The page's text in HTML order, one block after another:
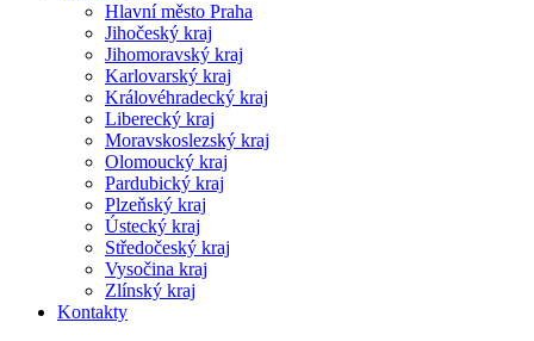
Hlavní město Praha
Jihočeský kraj
Jihomoravský kraj
Karlovarský kraj
Královéhradecký kraj
Liberecký kraj
Moravskoslezský kraj
Olomoucký kraj
Pardubický kraj
Plzeňský kraj
Ústecký kraj
Středočeský kraj
Vysočina kraj
Zlínský kraj
Kontakty